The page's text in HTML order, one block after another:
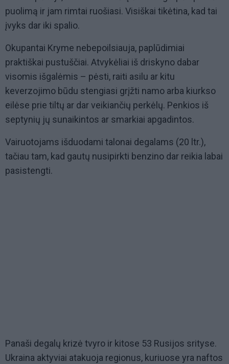
puolimą ir jam rimtai ruošiasi. Visiškai tikėtina, kad tai
įvyks dar iki spalio.
Okupantai Kryme nebepoilsiauja, paplūdimiai
praktiškai pustuščiai. Atvykėliai iš driskyno dabar
visomis išgalėmis – pėsti, raiti asilu ar kitu
keverzojimo būdu stengiasi grįžti namo arba kiurkso
eilėse prie tiltų ar dar veikiančių perkėlų. Penkios iš
septynių jų sunaikintos ar smarkiai apgadintos.
Vairuotojams išduodami talonai degalams (20 ltr.),
tačiau tam, kad gautų nusipirkti benzino dar reikia labai
pasistengti.
Panaši degalų krizė tvyro ir kitose 53 Rusijos srityse.
Ukraina aktyviai atakuoja regionus, kuriuose yra naftos